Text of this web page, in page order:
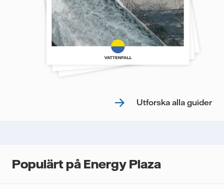
Utforska alla guider
Populärt på Energy Plaza